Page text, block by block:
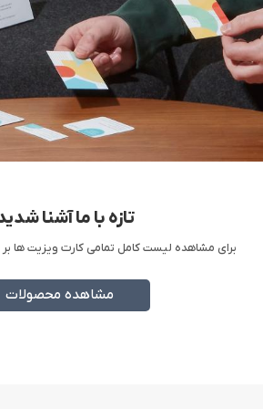
زمان، چه به صورت حضوری و چه
چاپ آروان با سال‌ها تجربه، انتخابی
شماست. از دیگر دلایل چاپ بروشور
در چاپخانه آروان ؛
کیفیت چاپ بی‌ نظیر: استفاده
طراحی سفارشی: تیم طراحی
بروشورهایی متناسب با هویت برند
تحویل سریع: چاپ و تحویل
تازه با ما آشنا
برای مشاهده لیست کامل تمامی کارت ویزیت ها
مشاهده محصولات